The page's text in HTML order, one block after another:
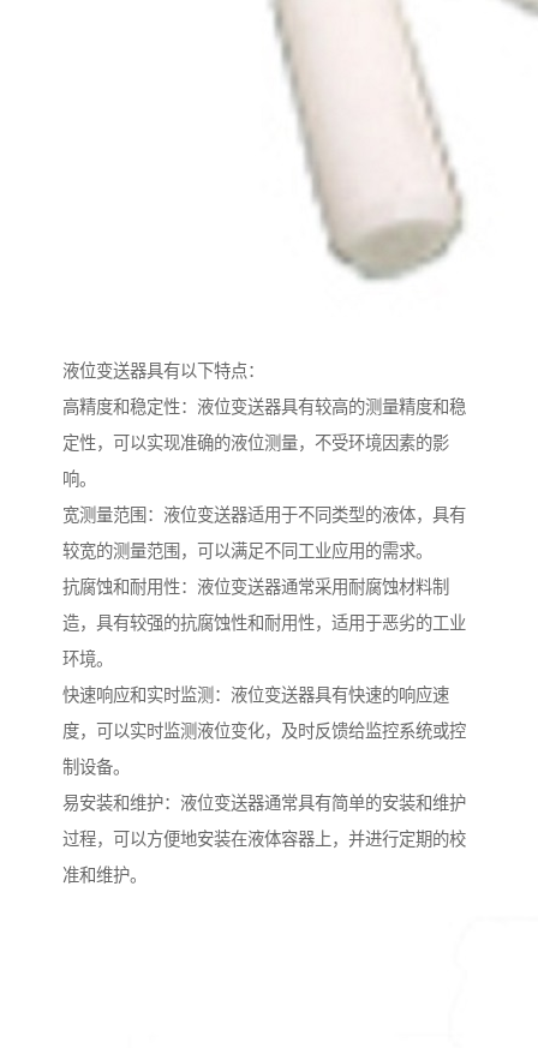
液位变送器具有以下特点：
高精度和稳定性：液位变送器具有较高的测量精度和稳
定性，可以实现准确的液位测量，不受环境因素的影
响。
宽测量范围：液位变送器适用于不同类型的液体，具有
较宽的测量范围，可以满足不同工业应用的需求。
抗腐蚀和耐用性：液位变送器通常采用耐腐蚀材料制
造，具有较强的抗腐蚀性和耐用性，适用于恶劣的工业
环境。
快速响应和实时监测：液位变送器具有快速的响应速
度，可以实时监测液位变化，及时反馈给监控系统或控
制设备。
易安装和维护：液位变送器通常具有简单的安装和维护
过程，可以方便地安装在液体容器上，并进行定期的校
准和维护。